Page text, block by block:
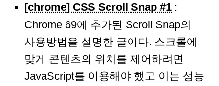
[chrome] CSS Scroll Snap #1 :
Chrome 69에 추가된 Scroll Snap의
사용방법을 설명한 글이다. 스크롤에
맞게 콘텐츠의 위치를 제어하려면
JavaScript를 이용해야 했고 이는 성능